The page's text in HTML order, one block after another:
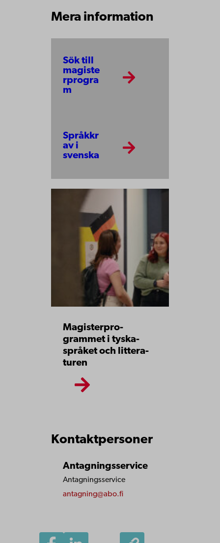
Mera information
Sök till
magiste
rprogra
m
Språkkr
av i
svenska
Magister­pro­
grammet i tyska­
språket­ och­ littera­
turen
Kontaktpersoner
Antagningsservice
Antagningsservice
antagning@abo.fi